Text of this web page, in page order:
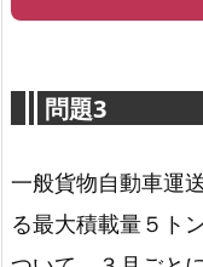
貨物自動車運送事業法
問題3
一般貨物自動車運
る最大積載量５ト